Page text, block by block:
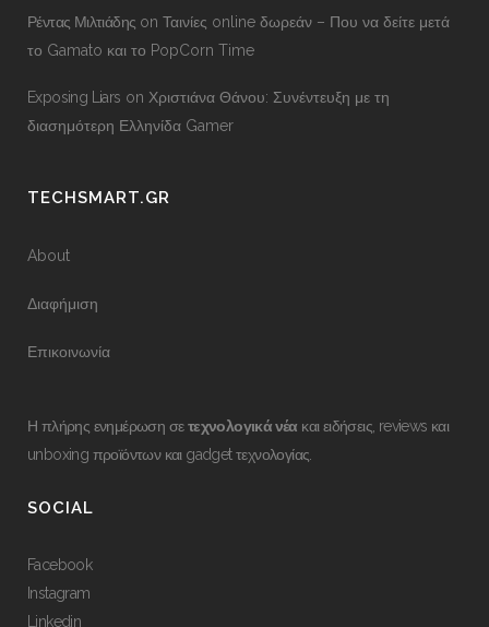
Ρέντας Μιλτιάδης onΤαινίες online δωρεάν – Που να δείτε μετά
το Gamato και το PopCorn Time
Exposing Liars on Χριστιάνα Θάνου: Συνέντευξη με τη
διασημότερη Ελληνίδα Gamer
TECHSMART.GR
About
Διαφήμιση
Επικοινωνία
Η πλήρης ενημέρωση σετεχνολογικά νέα και ειδήσεις, reviews και
unboxing προϊόντων και gadget τεχνολογίας.
SOCIAL
Facebook
Instagram
Linkedin